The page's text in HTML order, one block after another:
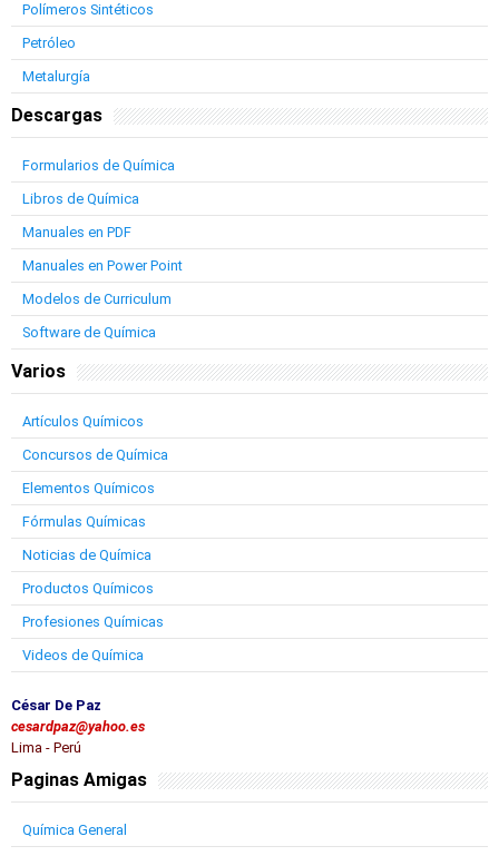
Polímeros Sintéticos
Petróleo
Metalurgía
Descargas
Formularios de Química
Libros de Química
Manuales en PDF
Manuales en Power Point
Modelos de Curriculum
Software de Química
Varios
Artículos Químicos
Concursos de Química
Elementos Químicos
Fórmulas Químicas
Noticias de Química
Productos Químicos
Profesiones Químicas
Videos de Química
César De Paz
cesardpaz@yahoo.es
Lima - Perú
Paginas Amigas
Química General